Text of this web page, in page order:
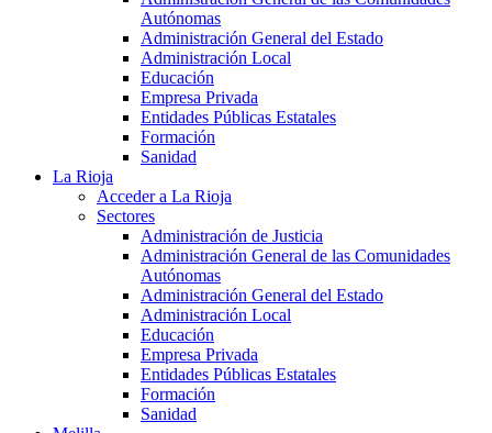
Autónomas
Administración General del Estado
Administración Local
Educación
Empresa Privada
Entidades Públicas Estatales
Formación
Sanidad
La Rioja
Acceder a La Rioja
Sectores
Administración de Justicia
Administración General de las Comunidades
Autónomas
Administración General del Estado
Administración Local
Educación
Empresa Privada
Entidades Públicas Estatales
Formación
Sanidad